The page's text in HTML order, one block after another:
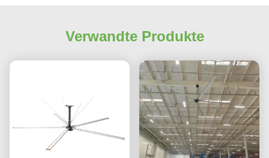
Verwandte Produkte